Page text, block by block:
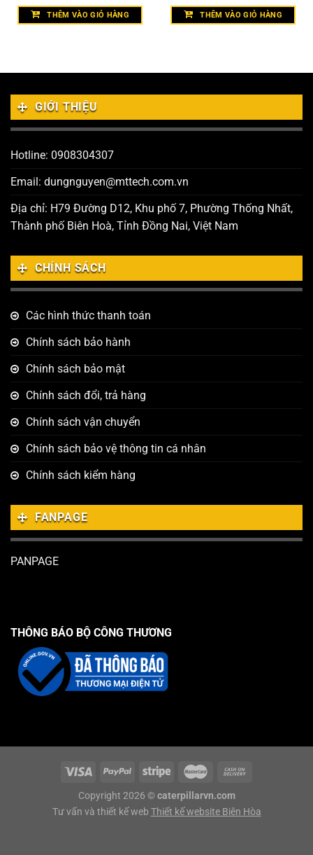
THÊM VÀO GIỎ HÀNG THÊM VÀO GIỎ HÀNG
GIỚI THIỆU
Hotline: 0908304307
Email: dungnguyen@mttech.com.vn
Địa chỉ: H79 Đường D12, Khu phố 7, Phường Thống Nhất,
Thành phố Biên Hoà, Tỉnh Đồng Nai, Việt Nam
CHÍNH SÁCH
Các hình thức thanh toán
Chính sách bảo hành
Chính sách bảo mật
Chính sách đổi, trả hàng
Chính sách vận chuyển
Chính sách bảo vệ thông tin cá nhân
Chính sách kiểm hàng
FANPAGE
PANPAGE
THÔNG BÁO BỘ CÔNG THƯƠNG
Copyright 2026 © caterpillarvn.com
Tư vấn và thiết kế web Thiết kế website Biên Hòa